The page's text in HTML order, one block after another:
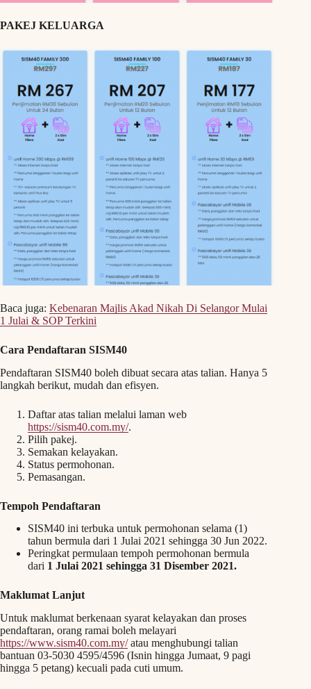
PAKEJ KELUARGA
Baca juga: Kebenaran Majlis Akad Nikah Di Selangor Mulai
1 Julai & SOP Terkini
Cara Pendaftaran SISM40
Pendaftaran SISM40 boleh dibuat secara atas talian. Hanya 5
langkah berikut, mudah dan efisyen.
Daftar atas talian melalui laman web
https://sism40.com.my/.
Pilih pakej.
Semakan kelayakan.
Status permohonan.
Pemasangan.
Tempoh Pendaftaran
SISM40 ini terbuka untuk permohonan selama (1)
tahun bermula dari 1 Julai 2021 sehingga 30 Jun 2022.
Peringkat permulaan tempoh permohonan bermula
dari 1 Julai 2021 sehingga 31 Disember 2021.
Maklumat Lanjut
Untuk maklumat berkenaan syarat kelayakan dan proses
pendaftaran, orang ramai boleh melayari
https://www.sism40.com.my/atau menghubungi talian
bantuan 03-5030 4595/4596 (Isnin hingga Jumaat, 9 pagi
hingga 5 petang) kecuali pada cuti umum.